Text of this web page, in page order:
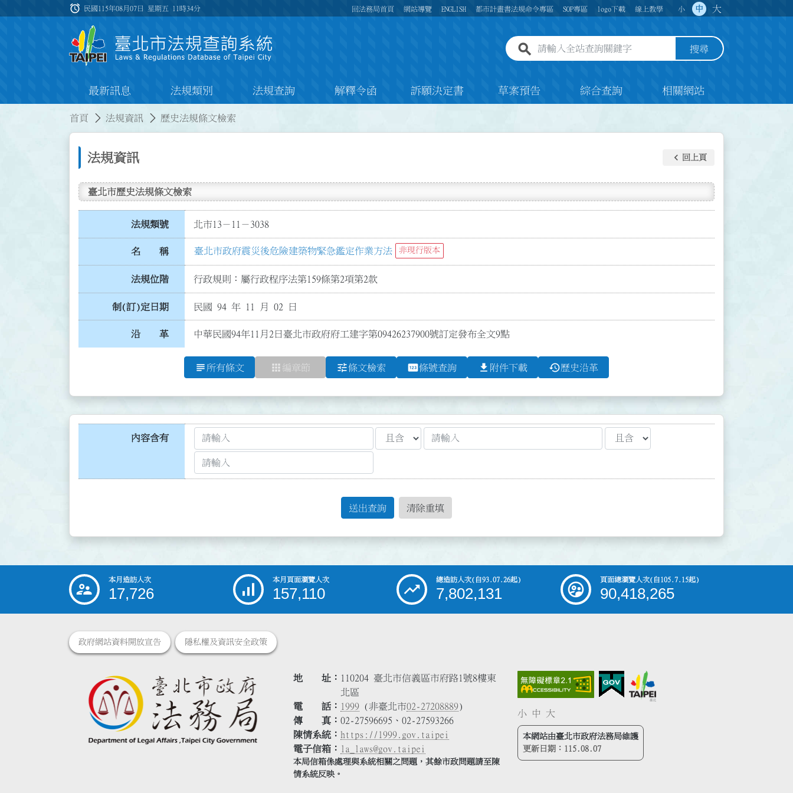
:::
alarm 民國115年08月07日 星期五 11時34分 回法務局首頁 網站導覽 ENGLISH 都市計畫書法規命令專區 SOP專區 logo下載 線上教學 小 中 大
全站查詢關鍵字欄位 搜尋
最新訊息 法規類別 法規查詢 解釋令函 訴願決定書 草案預告 綜合查詢 相關網站
首頁 法規資訊 歷史法規條文檢索
法規資訊 keyboard_arrow_left 回上頁
臺北市歷史法規條文檢索
法規類號 北市13－11－3038
名 稱 臺北市政府震災後危險建築物緊急鑑定作業方法 非現行版本
法規位階 行政規則：屬行政程序法第159條第2項第2款
制(訂)定日期 民國 94 年 11 月 02 日
沿 革 中華民國94年11月2日臺北市政府府工建字第09426237900號訂定發布全文9點
subject 所有條文 apps 編章節 tune條文檢索 pin條號查詢 file_download 附件下載 history歷史沿革
內容含有
送出查詢 清除重填
::: 本月造訪人次
17,726
本月頁面瀏覽人次
157,110
總造訪人次(自93.07.26起)
7,802,131
頁面總瀏覽人次(自105.7.15起)
90,418,265
政府網站資料開放宣告 隱私權及資訊安全政策
地 址
110204 臺北市信義區市府路1號8樓東
北區
電 話
1999 (非臺北市02-27208889)
傳 真
02-27596695、02-27593266
陳情系統
https://1999.gov.taipei
電子信箱
la_laws@gov.taipei
本局信箱係處理與系統相關之問題，其餘市政問題請至陳
情系統反映。
小 中 大
本網站由臺北市政府法務局維護
更新日期： 115.08.07